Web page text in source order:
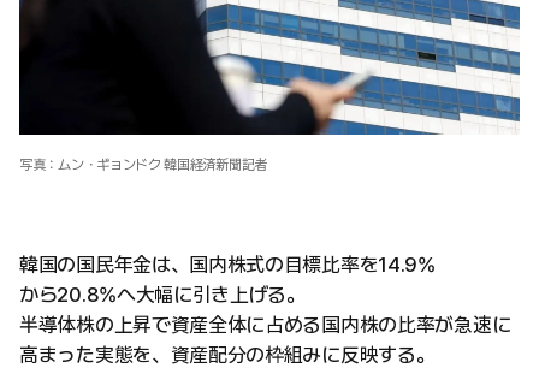
写真：ムン・ギョンドク 韓国経済新聞記者
韓国の国民年金は、国内株式の目標比率を14.9%
から20.8%へ大幅に引き上げる。
半導体株の上昇で資産全体に占める国内株の比率が急速に
高まった実態を、資産配分の枠組みに反映する。